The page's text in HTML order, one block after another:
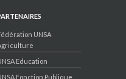
UNSA
Education
Fonction Publique